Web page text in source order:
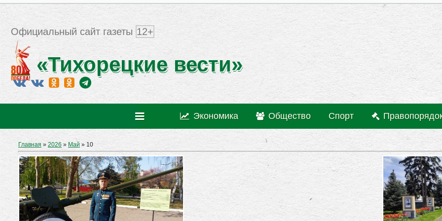
Официальный сайт газеты 12+
«Тихорецкие вести»
Экономика Общество Спорт
Главная »2026 » Май » 10